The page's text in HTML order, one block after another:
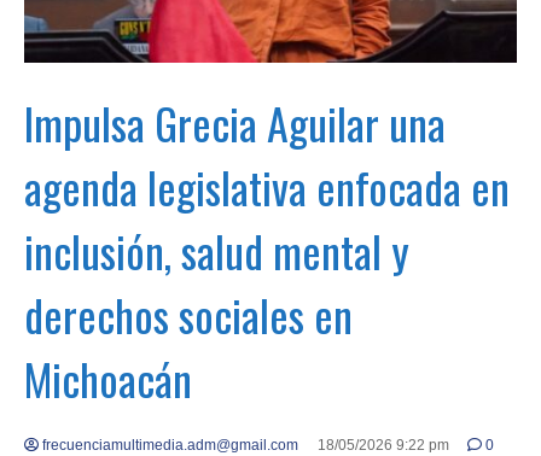
Impulsa Grecia Aguilar una
agenda legislativa enfocada en
inclusión, salud mental y
derechos sociales en
Michoacán
frecuenciamultimedia.adm@gmail.com 18/05/2026 9:22 pm 0